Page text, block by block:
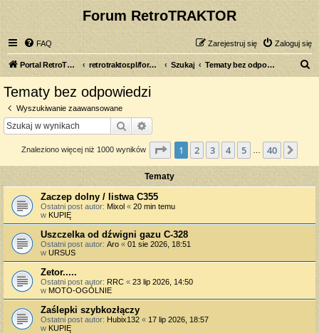
Forum RetroTRAKTOR
FAQ Zaloguj się
Zarejestruj się
Portal RetroTRAKTOR.pl retrotraktor.pl/forum Szukaj Tematy bez odpowiedzi
Tematy bez odpowiedzi
Wyszukiwanie zaawansowane
Szukaj
Znaleziono więcej niż 1000 wyników Strona z40
1 2 3 4 5 40
Tematy
Zaczep dolny / listwa C355
Ostatni post autor: Mixol « 20 min temu
w KUPIĘ
Uszczelka od dźwigni gazu C-328
Ostatni post autor: Aro « 01 sie 2026, 18:51
w URSUS
Zetor.....
Ostatni post autor: RRC « 23 lip 2026, 14:50
w MOTO-OGÓLNIE
Zaślepki szybkozłączy
Ostatni post autor: Hubix132 « 17 lip 2026, 18:57
w KUPIĘ